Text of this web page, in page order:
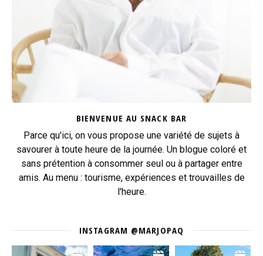
BIENVENUE AU SNACK BAR
Parce qu'ici, on vous propose une variété de sujets à
savourer à toute heure de la journée. Un blogue coloré et
sans prétention à consommer seul ou à partager entre
amis. Au menu : tourisme, expériences et trouvailles de
l'heure.
INSTAGRAM @MARJOPAQ